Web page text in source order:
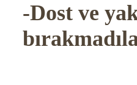
-Dost ve